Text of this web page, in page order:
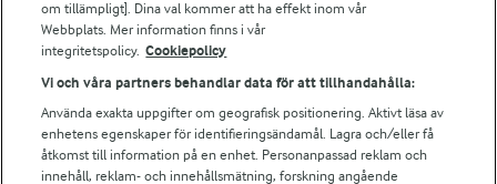
Följ oss
om tillämpligt]. Dina val kommer att ha effekt inom vår
Webbplats. Mer information finns i vår
integritetspolicy. Cookiepolicy
Vi och våra partners behandlar data för att tillhandahålla:
Använda exakta uppgifter om geografisk positionering. Aktivt läsa av
enhetens egenskaper för identifieringsändamål. Lagra och/eller få
åtkomst till information på en enhet. Personanpassad reklam och
innehåll, reklam- och innehållsmätning, forskning angående